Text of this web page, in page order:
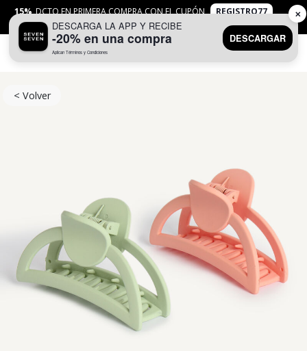
15% DCTO EN PRIMERA COMPRA CON EL CUPÓN
REGISTRO77
APLICANTYC
< Volver
DESCARGA LA APP Y RECIBE
-20% en una compra
Aplican Términos y Condiciones
DESCARGAR
✕